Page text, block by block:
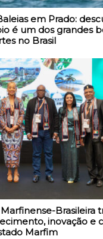
em Prado:
é um dos grandes
no Brasil
Brasileira
inovação e
Marfim